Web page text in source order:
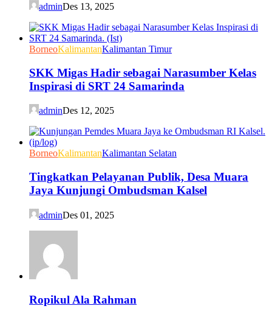
adminDes 13, 2025
BorneoKalimantanKalimantan Timur
SKK Migas Hadir sebagai Narasumber Kelas
Inspirasi di SRT 24 Samarinda
adminDes 12, 2025
BorneoKalimantanKalimantan Selatan
Tingkatkan Pelayanan Publik, Desa Muara
Jaya Kunjungi Ombudsman Kalsel
adminDes 01, 2025
Ropikul Ala Rahman